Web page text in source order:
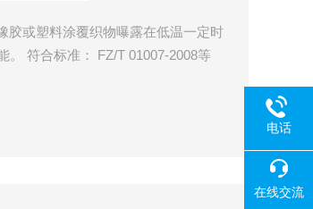
胶或塑料涂覆织物曝露在低温一定时
。 符合标准： FZ/T 01007-2008等
电话
在线交流